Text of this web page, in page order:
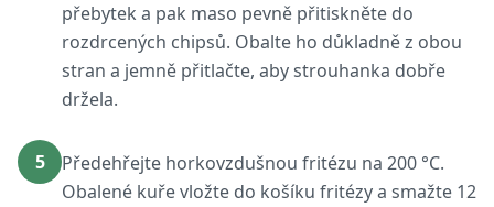
přebytek a pak maso pevně přitiskněte do
rozdrcených chipsů. Obalte ho důkladně z obou
stran a jemně přitlačte, aby strouhanka dobře
držela.
5
Předehřejte horkovzdušnou fritézu na 200 °C.
Obalené kuře vložte do košíku fritézy a smažte 12